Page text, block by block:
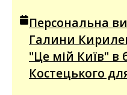
Персональна
Галини
"Це мій Київ" в
Костецького